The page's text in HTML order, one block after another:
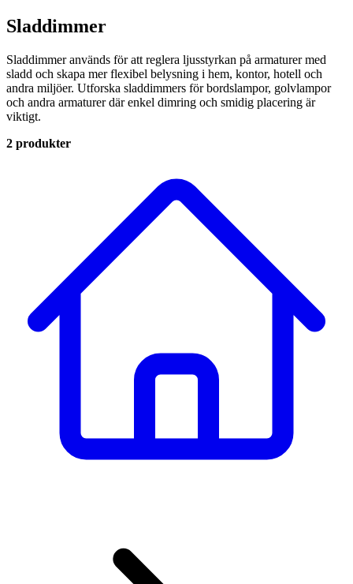
Sladdimmer
Sladdimmer används för att reglera ljusstyrkan på armaturer med
sladd och skapa mer flexibel belysning i hem, kontor, hotell och
andra miljöer. Utforska sladdimmers för bordslampor, golvlampor
och andra armaturer där enkel dimring och smidig placering är
viktigt.
2 produkter